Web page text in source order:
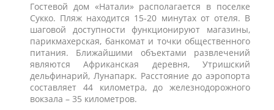
Гостевой дом «Натали» располагается в поселке
Сукко. Пляж находится 15-20 минутах от отеля. В
шаговой доступности функционируют магазины,
парикмахерская, банкомат и точки общественного
питания. Ближайшими объектами развлечений
являются Африканская деревня, Утришский
дельфинарий, Лунапарк. Расстояние до аэропорта
составляет 44 километра, до железнодорожного
вокзала – 35 километров.